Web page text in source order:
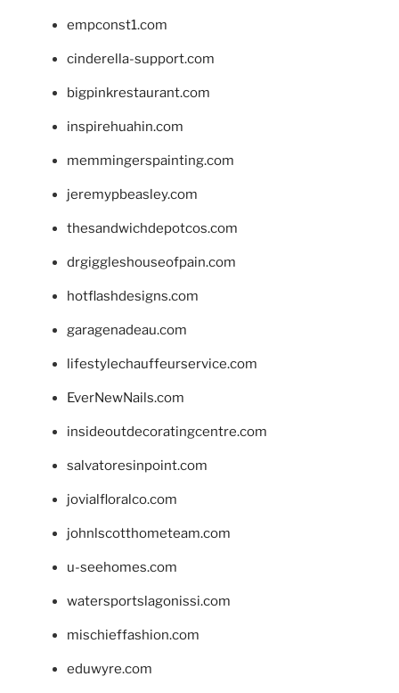
empconst1.com
cinderella-support.com
bigpinkrestaurant.com
inspirehuahin.com
memmingerspainting.com
jeremypbeasley.com
thesandwichdepotcos.com
drgiggleshouseofpain.com
hotflashdesigns.com
garagenadeau.com
lifestylechauffeurservice.com
EverNewNails.com
insideoutdecoratingcentre.com
salvatoresinpoint.com
jovialfloralco.com
johnlscotthometeam.com
u-seehomes.com
watersportslagonissi.com
mischieffashion.com
eduwyre.com